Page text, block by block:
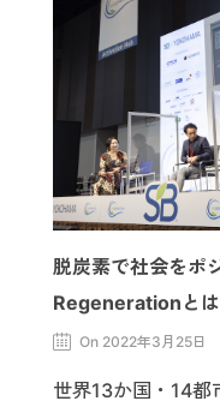
脱炭素で社会をポ
Regenerationとは
On 2022年3月25日
世界13か国・14都